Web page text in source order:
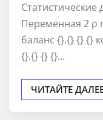
Переменная 2 ρ
баланс {}.{} {} {}
{}.{} {} {}…
ЧИТАЙТЕ